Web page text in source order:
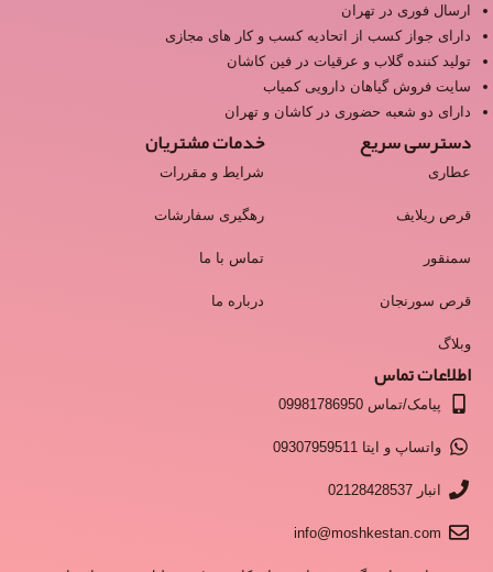
ارسال فوری در تهران
دارای جواز کسب از اتحادیه کسب و کار های مجازی
تولید کننده گلاب و عرقیات در فین کاشان
سایت فروش گیاهان دارویی کمیاب
دارای دو شعبه حضوری در کاشان و تهران
دسترسی سریع
عطاری
قرص ریلایف
سمنقور
قرص سورنجان
وبلاگ
خدمات مشتریان
شرایط و مقررات
رهگیری سفارشات
تماس با ما
درباره ما
اطلاعات تماس
پیامک/تماس 09981786950
واتساپ و ایتا 09307959511
انبار 02128428537
info@moshkestan.com